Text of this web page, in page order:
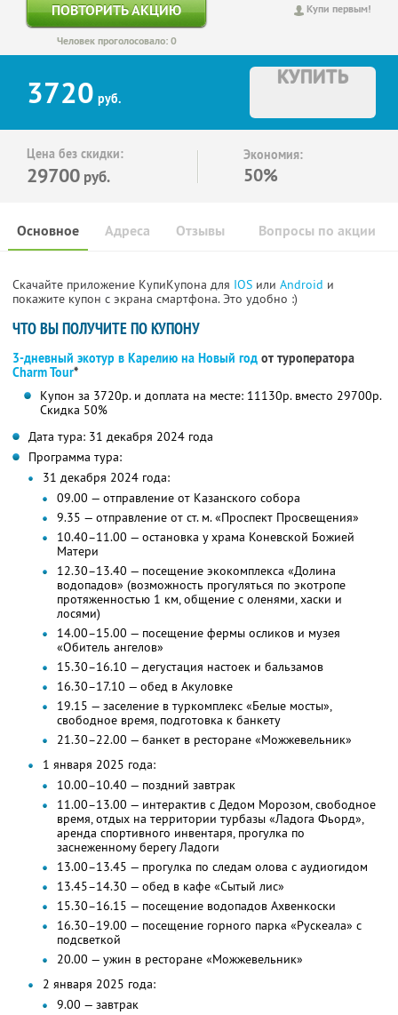
Купи первым!
ПОВТОРИТЬ АКЦИЮ
Человек проголосовало: 0
3720 руб.
КУПИТЬ
Цена без скидки:
29700 руб.
Экономия:
50%
Основное Отзывы Вопросы по акции
Адреса
Скачайте приложение КупиКупона для IOS или Android и
покажите купон с экрана смартфона. Это удобно :)
ЧТО ВЫ ПОЛУЧИТЕ ПО КУПОНУ
3-дневный экотур в Карелию на Новый год от туроператора
Charm Tour*
Купон за 3720р. и доплата на месте: 11130р. вместо 29700р.
Скидка 50%
Дата тура: 31 декабря 2024 года
Программа тура:
31 декабря 2024 года:
09.00 — отправление от Казанского собора
9.35 — отправление от ст. м. «Проспект Просвещения»
10.40–11.00 — остановка у храма Коневской Божией
Матери
12.30–13.40 — посещение экокомплекса «Долина
водопадов» (возможность прогуляться по экотропе
протяженностью 1 км, общение с оленями, хаски и
лосями)
14.00–15.00 — посещение фермы осликов и музея
«Обитель ангелов»
15.30–16.10 — дегустация настоек и бальзамов
16.30–17.10 — обед в Акуловке
19.15 — заселение в туркомплекс «Белые мосты»,
свободное время, подготовка к банкету
21.30–22.00 — банкет в ресторане «Можжевельник»
1 января 2025 года:
10.00–10.40 — поздний завтрак
11.00–13.00 — интерактив с Дедом Морозом, свободное
время, отдых на территории турбазы «Ладога Фьорд»,
аренда спортивного инвентаря, прогулка по
заснеженному берегу Ладоги
13.00–13.45 — прогулка по следам олова с аудиогидом
13.45–14.30 — обед в кафе «Сытый лис»
15.30–16.15 — посещение водопадов Ахвенкоски
16.30–19.00 — посещение горного парка «Рускеала» с
подсветкой
20.00 — ужин в ресторане «Можжевельник»
2 января 2025 года:
9.00 — завтрак